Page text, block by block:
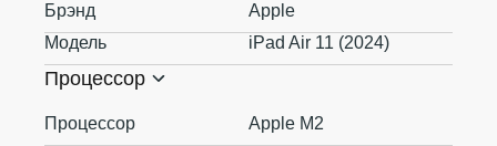
Брэнд
Apple
Модель
iPad Air 11 (2024)
Процессор
Процессор Apple M2